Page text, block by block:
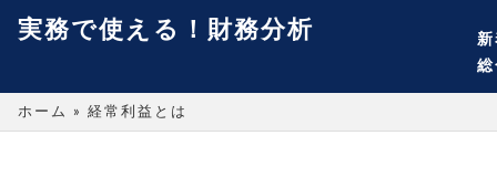
実務で使える！財務分析
ホーム » 経常利益とは